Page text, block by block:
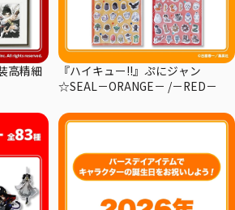
高精細
『ハイキュー!!』ぷにジャン
☆SEAL－ORANGE－ /－RED－